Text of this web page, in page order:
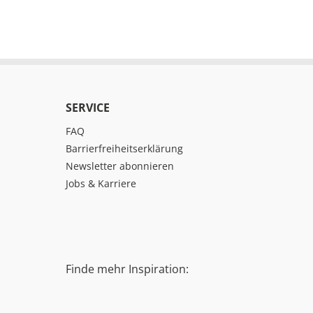
SERVICE
FAQ
Barrierfreiheitserklärung
Newsletter abonnieren
Jobs & Karriere
Finde mehr Inspiration: